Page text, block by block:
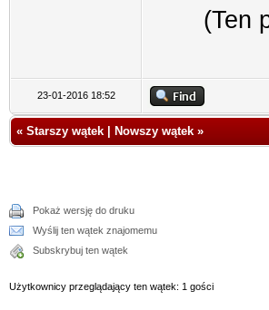
(Ten
23-01-2016 18:52
« Starszy wątek Nowszy wątek »
Pokaż wersję do druku
Wyślij ten wątek znajomemu
Subskrybuj ten wątek
Użytkownicy przeglądający ten wątek: 1 gości